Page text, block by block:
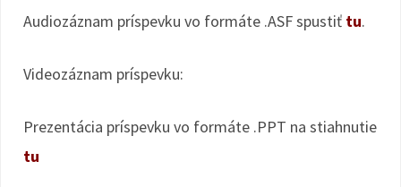
Audiozáznam príspevku vo formáte .ASF spustiť tu.
Videozáznam príspevku:
Prezentácia príspevku vo formáte .PPT na stiahnutie
tu